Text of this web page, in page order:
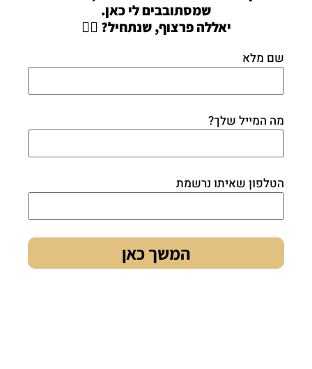
שמסתובבים לי כאן.
יאללה פרצוף, שנתחיל? 👇🏼
שם מלא
מה המייל שלך?
הטלפון שאיתו נרשמת
המשך כאן